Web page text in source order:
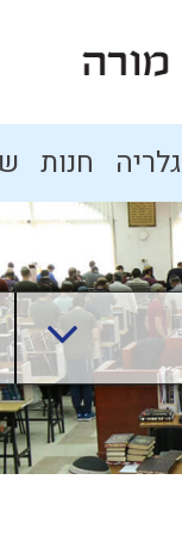
גלריה חנות